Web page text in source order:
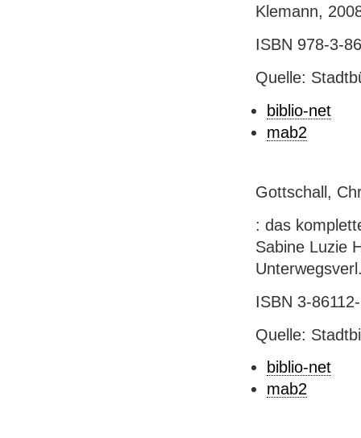
Klemann,
ISBN 978-3-
Quelle:
biblio-net
mab2
Gottschall,
: das
Sabine Luzie
ISBN 3-
Quelle:
biblio-net
mab2